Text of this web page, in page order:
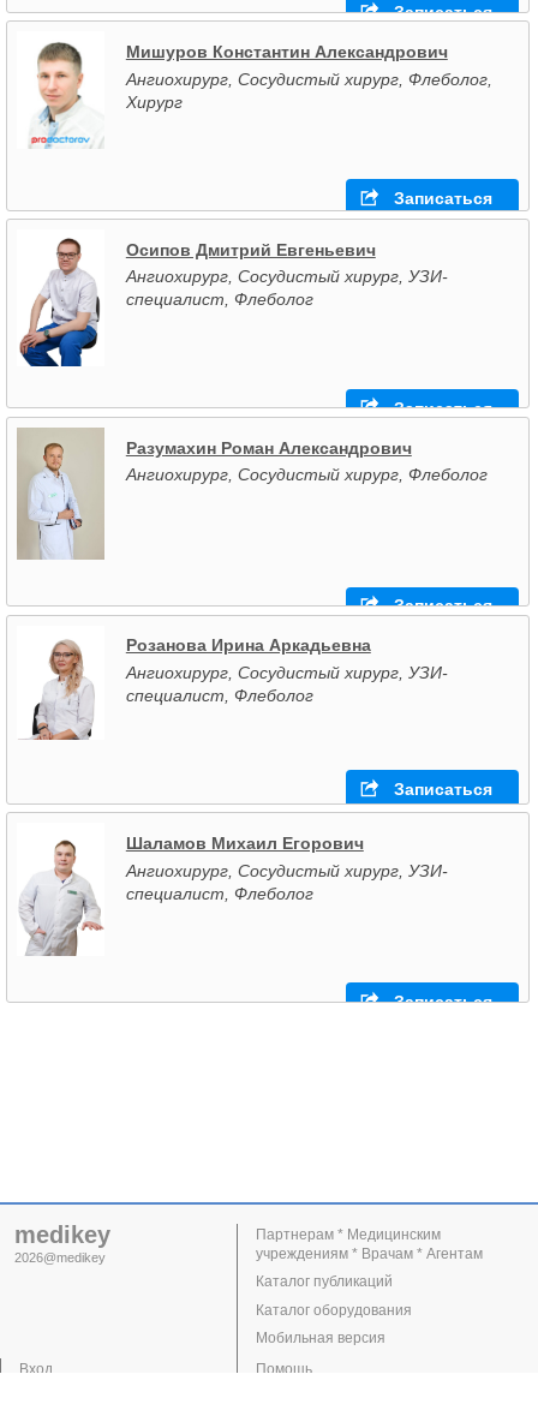
Записаться
Мишуров Константин Александрович
Ангиохирург, Сосудистый хирург, Флеболог,
Хирург
Записаться
Осипов Дмитрий Евгеньевич
Ангиохирург, Сосудистый хирург, УЗИ-
специалист, Флеболог
Записаться
Разумахин Роман Александрович
Ангиохирург, Сосудистый хирург, Флеболог
Записаться
Розанова Ирина Аркадьевна
Ангиохирург, Сосудистый хирург, УЗИ-
специалист, Флеболог
Записаться
Шаламов Михаил Егорович
Ангиохирург, Сосудистый хирург, УЗИ-
специалист, Флеболог
Записаться
medikey
2026@medikey
Вход
Партнерам * Медицинским
учреждениям * Врачам * Агентам
Каталог публикаций
Каталог оборудования
Мобильная версия
Помощь